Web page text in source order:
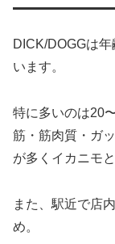
DICK/DOGGは
います。
特に多いのは20
筋・筋肉質・ガ
が多くイカニモ
また、駅近で店
め。